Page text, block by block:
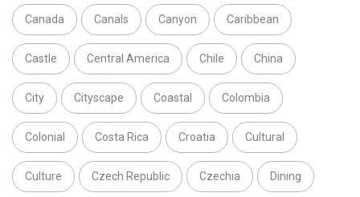
Canada Canals Canyon Caribbean
Castle Central America Chile China
City Cityscape Coastal Colombia
Colonial Costa Rica Croatia Cultural
Culture Czech Republic Czechia Dining